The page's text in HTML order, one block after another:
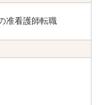
准看護師転職